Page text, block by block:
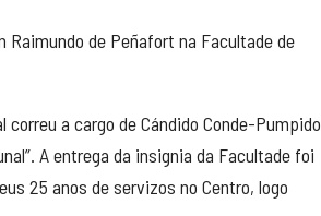
de Peñafort na Facultade de
a cargo de Cándido Conde-Pumpido
A entrega da insignia da Facultade foi
25 anos de servizos no Centro, logo